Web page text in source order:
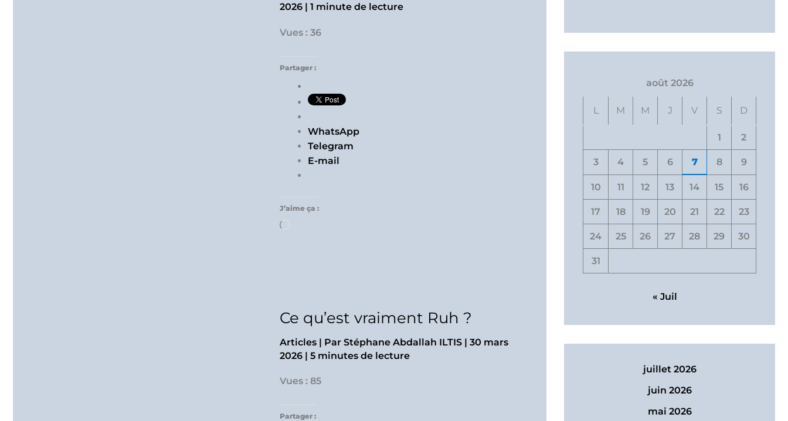
2026 | 1 minute de lecture
Vues : 36
Partager :
WhatsApp
Telegram
E-mail
J’aime ça :
Ce qu’est vraiment Ruh ?
Articles | Par Stéphane Abdallah ILTIS | 30 mars
2026 | 5 minutes de lecture
Vues : 85
Partager :
août 2026
L M M J V S D
1 2
3 4 5 6 7 8 9
10 11 12 13 14 15 16
17 18 19 20 21 22 23
24 25 26 27 28 29 30
31
« Juil
juillet 2026
juin 2026
mai 2026